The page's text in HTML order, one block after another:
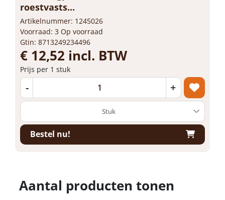
roestvasts...
Artikelnummer: 1245026
Voorraad: 3 Op voorraad
Gtin: 8713249234496
€ 12,52 incl. BTW
Prijs per 1 stuk
- +
Bestel nu!
Aantal producten tonen